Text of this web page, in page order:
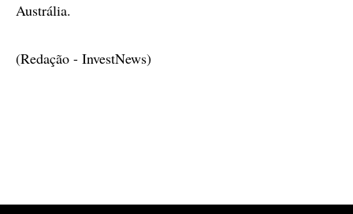
Austrália.
(Redação - InvestNews)